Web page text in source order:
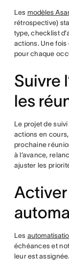
Les modèles
rétrospective)
type, checklist
actions. Une
pour chaque
Suivre
les
Le projet de
actions en
prochaine
à l’avance,
ajuster les
Les
échéances et
leur est